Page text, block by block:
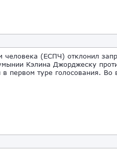
человека (ЕСПЧ) отклонил
Кэлина Джорджеску
первом туре голосования. Во